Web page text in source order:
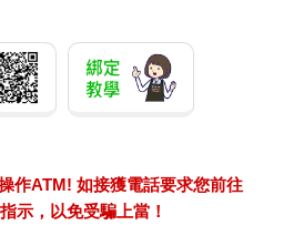
妖魔遺骸呢？」
邪惡之妖可能會化作各種蟲類、甲
作ATM! 如接獲電話要求您前往
示，以免受騙上當！